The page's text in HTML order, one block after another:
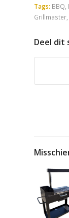
Tags: BBQ,
Grillmaster,
Deel dit